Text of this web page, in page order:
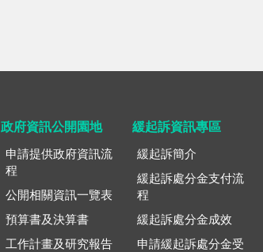
政府資訊公開園地
申請提供政府資訊流
程
公開相關資訊一覽表
預算書及決算書
工作計畫及研究報告
緩起訴資訊專區
緩起訴簡介
緩起訴處分金支付流
程
緩起訴處分金成效
申請緩起訴處分金受